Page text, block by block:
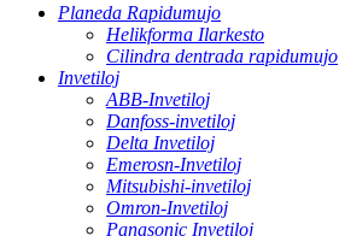
Planeda Rapidumujo
Helikforma Ilarkesto
Cilindra dentrada rapidumujo
Invetiloj
ABB-Invetiloj
Danfoss-invetiloj
Delta Invetiloj
Emerosn-Invetiloj
Mitsubishi-invetiloj
Omron-Invetiloj
Panasonic Invetiloj